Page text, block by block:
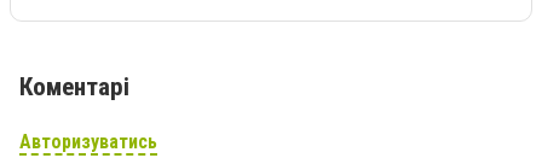
Коментарі
Авторизуватись